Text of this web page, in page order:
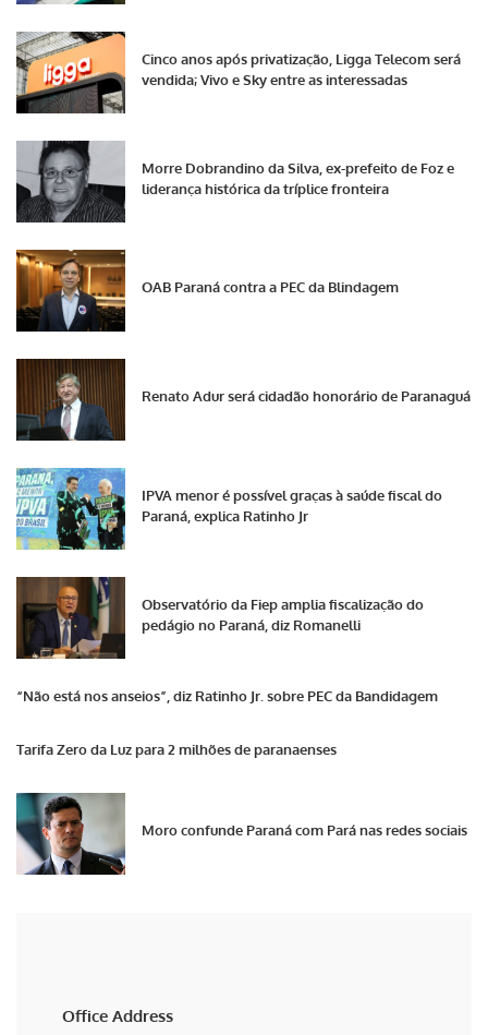
Cinco anos após privatização, Ligga Telecom será
vendida; Vivo e Sky entre as interessadas
Morre Dobrandino da Silva, ex-prefeito de Foz e
liderança histórica da tríplice fronteira
OAB Paraná contra a PEC da Blindagem
Renato Adur será cidadão honorário de Paranaguá
IPVA menor é possível graças à saúde fiscal do
Paraná, explica Ratinho Jr
Observatório da Fiep amplia fiscalização do
pedágio no Paraná, diz Romanelli
“Não está nos anseios”, diz Ratinho Jr. sobre PEC da Bandidagem
Tarifa Zero da Luz para 2 milhões de paranaenses
Moro confunde Paraná com Pará nas redes sociais
Office Address